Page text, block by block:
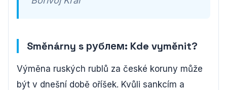
Směnárny s рублем: Kde vyměnit?
Výměna ruských rublů za české koruny může
být v dnešní době oříšek. Kvůli sankcím a